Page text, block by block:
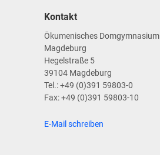
Kontakt
Ökumenisches Domgymnasium
Magdeburg
Hegelstraße 5
39104 Magdeburg
Tel.: +49 (0)391 59803-0
Fax: +49 (0)391 59803-10
E-Mail schreiben